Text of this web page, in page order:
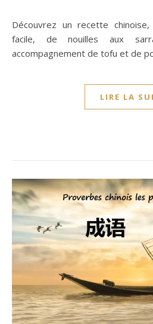
Découvrez un recette chinoise, sans gluten, simple et
facile, de nouilles aux
accompagnement de tofu et de
LIRE LA